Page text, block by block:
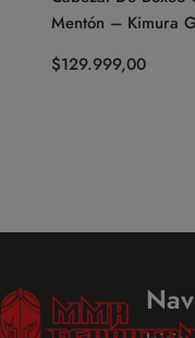
Mentón – Kimura
129.999,00